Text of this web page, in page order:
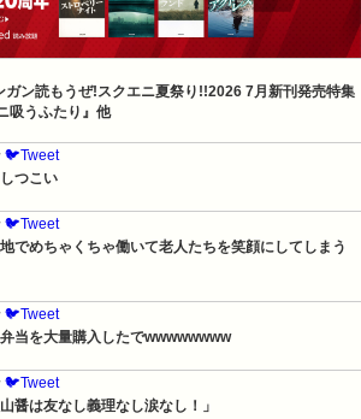
ガン読もうぜ!スクエニ夏祭り!!2026 7月新刊発売特集
吸うふたり』他
🐦Tweet
つこい
🐦Tweet
でめちゃくちゃ働いて老人たちを笑顔にしてしまう
🐦Tweet
当を大量購入したでwwwwwwww
🐦Tweet
醤は友なし義理なし涙なし！」